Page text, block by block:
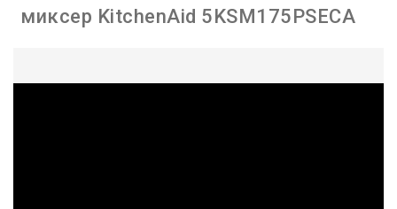
миксер KitchenAid 5KSM175PSECA